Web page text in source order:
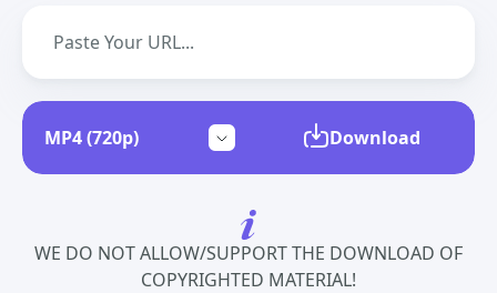
Download
WE DO NOT ALLOW/SUPPORT THE DOWNLOAD OF
COPYRIGHTED MATERIAL!